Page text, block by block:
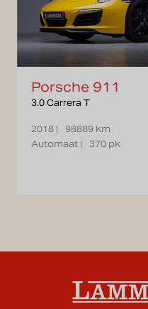
Porsche 911
3.0 Carrera T
2018 |
98889 km
Automaat |
370 pk